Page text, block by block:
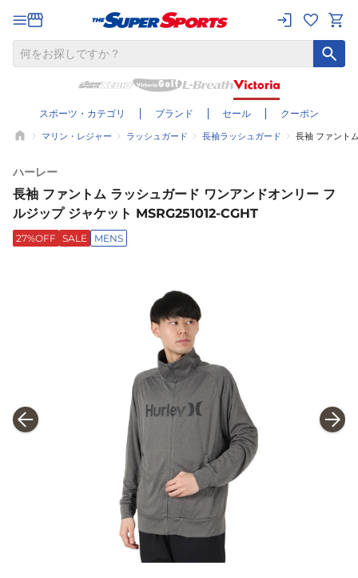
スポーツ・カテゴリ ブランド セール クーポン
マリン・レジャー ラッシュガード 長袖ラッシュガード 長袖 ファント
ハーレー
長袖 ファントム ラッシュガード ワンアンドオンリー フ
ルジップ ジャケット MSRG251012-CGHT
27%OFF SALE MENS